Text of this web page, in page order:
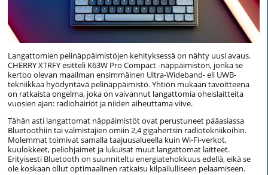
Langattomien pelinäppäimistöjen kehityksessä on nähty uusi avaus.
CHERRY XTRFY esitteli K63W Pro Compact -näppäimistön, jonka se
kertoo olevan maailman ensimmäinen Ultra-Wideband- eli UWB-
tekniikkaa hyödyntävä pelinäppäimistö. Yhtiön mukaan tavoitteena
on ratkaista ongelma, joka on vaivannut langattomia oheislaitteita
vuosien ajan: radiohäiriöt ja niiden aiheuttama viive.
Tähän asti langattomat näppäimistöt ovat perustuneet pääasiassa
Bluetoothiin tai valmistajien omiin 2,4 gigahertsin radiotekniikoihin.
Molemmat toimivat samalla taajuusalueella kuin Wi-Fi-verkot,
kuulokkeet, peliohjaimet ja lukuisat muut langattomat laitteet.
Erityisesti Bluetooth on suunniteltu energiatehokkuus edellä, eikä se
ole koskaan ollut optimaalinen ratkaisu kilpailulliseen pelaamiseen.